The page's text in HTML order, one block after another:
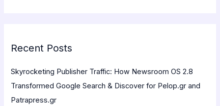
Recent Posts
Skyrocketing Publisher Traffic: How Newsroom OS 2.8
Transformed Google Search & Discover for Pelop.gr and
Patrapress.gr